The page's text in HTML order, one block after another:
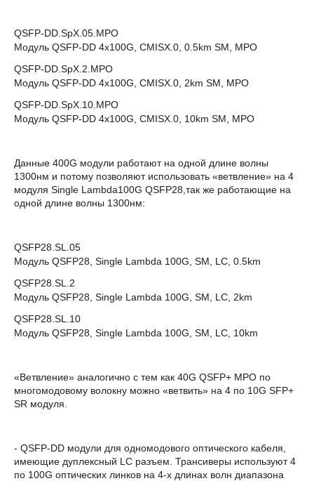
QSFP-DD.SpX.05.MPO
Модуль QSFP-DD 4x100G, CMISX.0, 0.5km SM, MPO
QSFP-DD.SpX.2.MPO
Модуль QSFP-DD 4x100G, CMISX.0, 2km SM, MPO
QSFP-DD.SpX.10.MPO
Модуль QSFP-DD 4x100G, CMISX.0, 10km SM, MPO
Данные 400G модули работают на одной длине волны
1300нм и потому позволяют использовать «ветвление» на 4
модуля Single Lambda100G QSFP28,так же работающие на
одной длине волны 1300нм:
QSFP28.SL.05
Модуль QSFP28, Single Lambda 100G, SM, LC, 0.5km
QSFP28.SL.2
Модуль QSFP28, Single Lambda 100G, SM, LC, 2km
QSFP28.SL.10
Модуль QSFP28, Single Lambda 100G, SM, LC, 10km
«Ветвление» аналогично с тем как 40G QSFP+ MPO по
многомодовому волокну можно «ветвить» на 4 по 10G SFP+
SR модуля.
- QSFP-DD модули для одномодового оптического кабеля,
имеющие дуплексный LC разъем. Трансиверы используют 4
по 100G оптических линков на 4-х длинах волн диапазона